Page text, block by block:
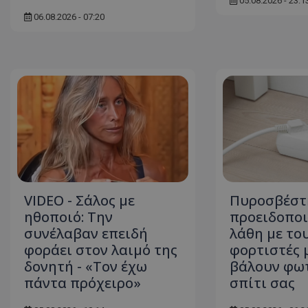
06.08.2026 - 07:20
VIDEO - Σάλος με
ηθοποιό: Την
συνέλαβαν επειδή
φοράει στον λαιμό της
δονητή - «Τον έχω
πάντα πρόχειρο»
λάθη με
φορτιστές
βάλουν
σπίτι σας
__cf_bm